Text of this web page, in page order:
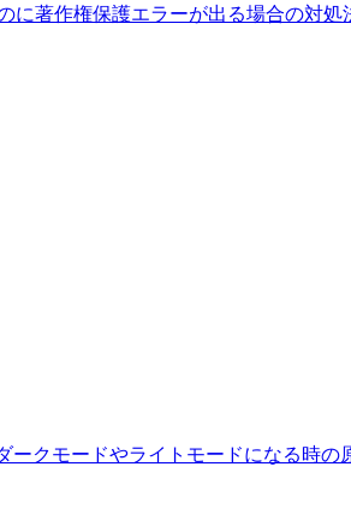
に著作権保護エラーが出る場合の対処
ークモードやライトモードになる時の